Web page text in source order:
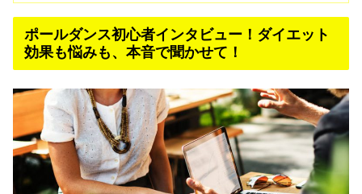
ポールダンス初心者インタビュー！ダイエット
効果も悩みも、本音で聞かせて！